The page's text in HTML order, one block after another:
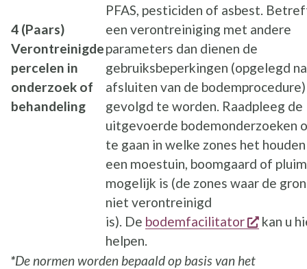
4 (Paars)
Verontreinigde
percelen in
onderzoek of
behandeling
PFAS, pesticiden of asbest.
een verontreiniging met andere
parameters dan dienen de
gebruiksbeperkingen (opgelegd
afsluiten van de bodemprocedure)
gevolgd te worden. Raadpleeg de
uitgevoerde bodemonderzoeken
te gaan in welke zones het
een moestuin, boomgaard of
mogelijk is (de zones waar de
niet verontreinigd
is). De bodemfacilitator opent
kan u
helpen.
*De normen worden bepaald op basis van het